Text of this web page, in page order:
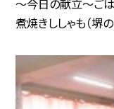
～今日の献立～ご
煮焼きししゃも（